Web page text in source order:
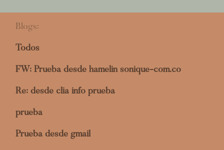
Blogs:
Todos
FW: Prueba desde hamelin sonique-com.co
Re: desde clia info prueba
prueba
Prueba desde gmail